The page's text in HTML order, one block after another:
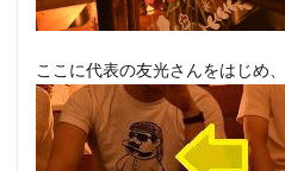
ここに代表の友光さんをはじめ、